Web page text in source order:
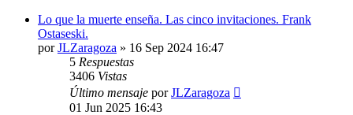
Lo que la muerte enseña. Las cinco invitaciones. Frank
Ostaseski.
porJLZaragoza » 16 Sep 2024 16:47
5 Respuestas
3406 Vistas
Último mensaje porJLZaragoza
01 Jun 2025 16:43